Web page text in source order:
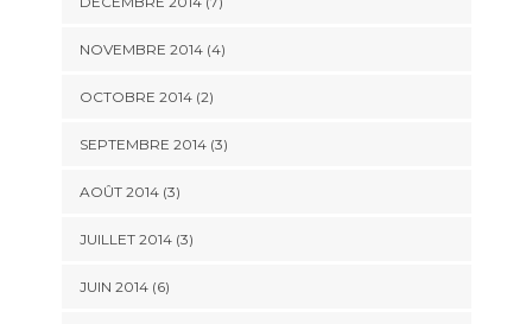
NOVEMBRE 2014(4)
OCTOBRE 2014(2)
SEPTEMBRE 2014(3)
AOÛT 2014(3)
JUILLET 2014(3)
JUIN 2014(6)